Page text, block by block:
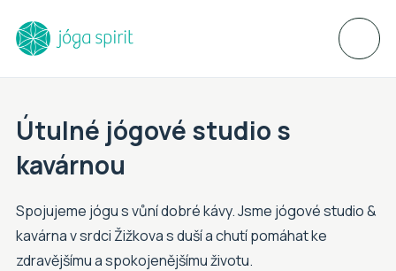
Útulné jógové studio s
kavárnou
Spojujeme jógu s vůní dobré kávy. Jsme jógové studio &
kavárna v srdci Žižkova s duší a chutí pomáhat ke
zdravějšímu a spokojenějšímu životu.